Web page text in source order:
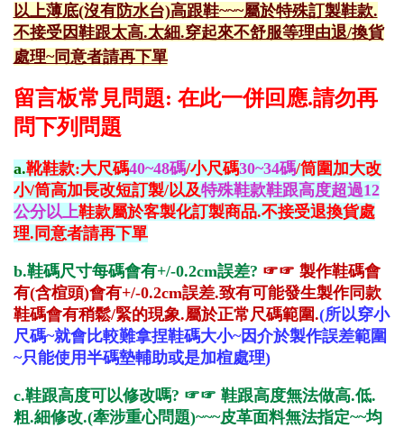
以上薄底(沒有防水台)高跟鞋~~~屬於特殊訂製鞋款.
不接受因鞋跟太高.太細.穿起來不舒服等理由退/換貨
處理~同意者請再下單
留言板常見問題: 在此一併回應.請勿再
問下列問題
a.靴鞋款:大尺碼40~48碼/小尺碼30~34碼/筒圍加大改
小/筒高加長改短訂製/以及特殊鞋款鞋跟高度超過12
公分以上鞋款屬於客製化訂製商品.不接受退換貨處
理.同意者請再下單
b.鞋碼尺寸每碼會有+/-0.2cm誤差? ☞☞ 製作鞋碼會
有(含楦頭)會有+/-0.2cm誤差.致有可能發生製作同款
鞋碼會有稍鬆/緊的現象.屬於正常尺碼範圍.(所以穿小
尺碼~就會比較難拿捏鞋碼大小~因介於製作誤差範圍
~只能使用半碼墊輔助或是加楦處理)
c.鞋跟高度可以修改嗎? ☞☞ 鞋跟高度無法做高.低.
粗.細修改.(牽涉重心問題)~~~皮革面料無法指定~~均